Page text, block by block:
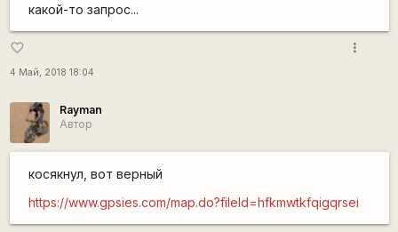
какой-то запрос...
favorite_border
4 Май, 2018 18:04
more_vert
Rаyman
Автор
косякнул, вот верный
https://www.gpsies.com/map.do?fileId=hfkmwtkfqigqrsei